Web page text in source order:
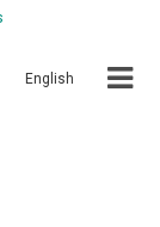
English